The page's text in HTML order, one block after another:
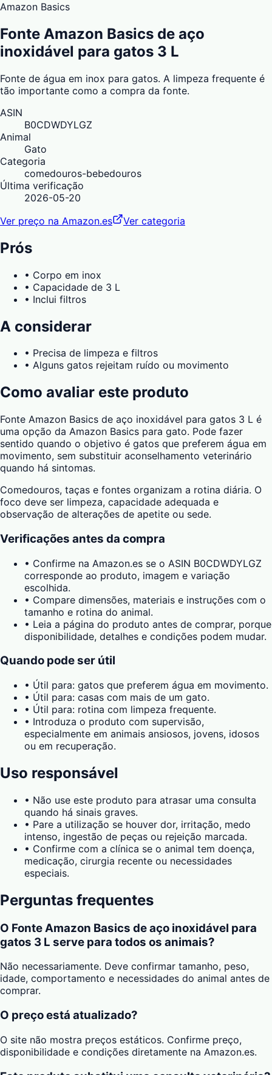
Amazon Basics
Fonte Amazon Basics de aço
inoxidável para gatos 3 L
Fonte de água em inox para gatos. A limpeza frequente é
tão importante como a compra da fonte.
ASIN
B0CDWDYLGZ
Animal
Gato
Categoria
comedouros-bebedouros
Última verificação
2026-05-20
Ver preço na Amazon.es
Ver categoria
Prós
• Corpo em inox
• Capacidade de 3 L
• Inclui filtros
A considerar
• Precisa de limpeza e filtros
• Alguns gatos rejeitam ruído ou movimento
Como avaliar este produto
Fonte Amazon Basics de aço inoxidável para gatos 3 L é
uma opção da Amazon Basics para gato. Pode fazer
sentido quando o objetivo é gatos que preferem água em
movimento, sem substituir aconselhamento veterinário
quando há sintomas.
Comedouros, taças e fontes organizam a rotina diária. O
foco deve ser limpeza, capacidade adequada e
observação de alterações de apetite ou sede.
Verificações antes da compra
• Confirme na Amazon.es se o ASIN B0CDWDYLGZ
corresponde ao produto, imagem e variação
escolhida.
• Compare dimensões, materiais e instruções com o
tamanho e rotina do animal.
• Leia a página do produto antes de comprar, porque
disponibilidade, detalhes e condições podem mudar.
Quando pode ser útil
• Útil para: gatos que preferem água em movimento.
• Útil para: casas com mais de um gato.
• Útil para: rotina com limpeza frequente.
• Introduza o produto com supervisão,
especialmente em animais ansiosos, jovens, idosos
ou em recuperação.
Uso responsável
• Não use este produto para atrasar uma consulta
quando há sinais graves.
• Pare a utilização se houver dor, irritação, medo
intenso, ingestão de peças ou rejeição marcada.
• Confirme com a clínica se o animal tem doença,
medicação, cirurgia recente ou necessidades
especiais.
Perguntas frequentes
O Fonte Amazon Basics de aço inoxidável para
gatos 3 L serve para todos os animais?
Não necessariamente. Deve confirmar tamanho, peso,
idade, comportamento e necessidades do animal antes de
comprar.
O preço está atualizado?
O site não mostra preços estáticos. Confirme preço,
disponibilidade e condições diretamente na Amazon.es.